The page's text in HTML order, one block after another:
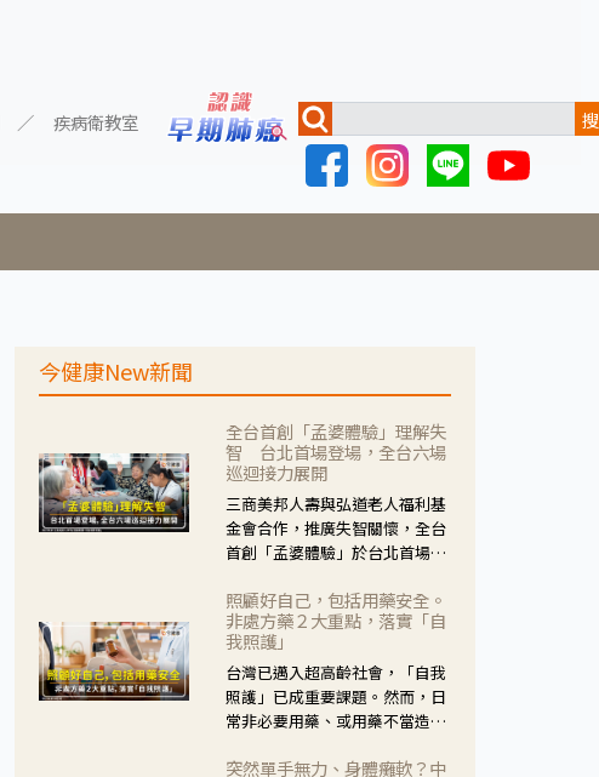
疾病衛教室
今健康New新聞
全台首創「孟婆體驗」理解失
智 台北首場登場，全台六場
巡迴接力展開
三商美邦人壽與弘道老人福利基
金會合作，推廣失智關懷，全台
首創「孟婆體驗」於台北首場實
模式，用結合情境互動等豐富活
動，將抽象的失智轉化為可感
受、可討論的生活情境，並引導
民眾在家人開始出現改變時，以
理解取代責備、以耐心回應不
安。
照顧好自己，包括用藥安全。
非處方藥２大重點，落實「自
我照護」
台灣已邁入超高齡社會，「自我
照護」已成重要課題。然而，日
常非必要用藥、或用藥不當造成
在重要。社團法人台灣自我照護
突然單手無力、身體癱軟？中